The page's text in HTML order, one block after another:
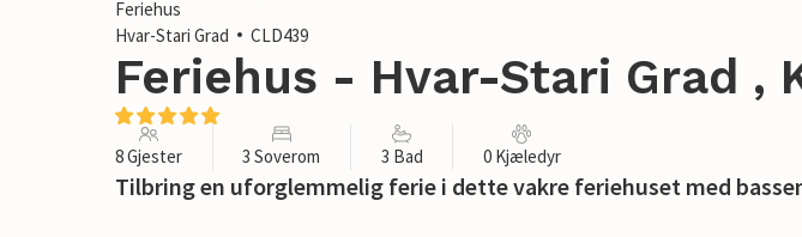
Feriehus
Hvar-Stari Grad
CLD439
Feriehus - Hvar-Stari Grad ,
8 Gjester 3 Soverom 3 Bad 0 Kjæledyr
Tilbring en uforglemmelig ferie i dette vakre feriehuset med